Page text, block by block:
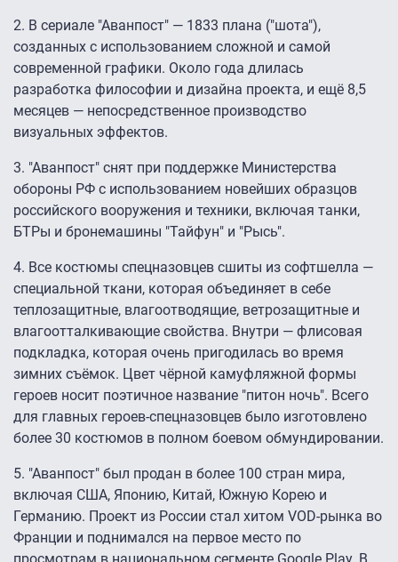
2. В сериале "Аванпост" — 1833 плана ("шота"),
созданных с использованием сложной и самой
современной графики. Около года длилась
разработка философии и дизайна проекта, и ещё 8,5
месяцев — непосредственное производство
визуальных эффектов.
3. "Аванпост" снят при поддержке Министерства
обороны РФ с использованием новейших образцов
российского вооружения и техники, включая танки,
БТРы и бронемашины "Тайфун" и "Рысь".
4. Все костюмы спецназовцев сшиты из софтшелла —
специальной ткани, которая объединяет в себе
теплозащитные, влагоотводящие, ветрозащитные и
влагоотталкивающие свойства. Внутри — флисовая
подкладка, которая очень пригодилась во время
зимних съёмок. Цвет чёрной камуфляжной формы
героев носит поэтичное название "питон ночь". Всего
для главных героев-спецназовцев было изготовлено
более 30 костюмов в полном боевом обмундировании.
5. "Аванпост" был продан в более 100 стран мира,
включая США, Японию, Китай, Южную Корею и
Германию. Проект из России стал хитом VOD-рынка во
Франции и поднимался на первое место по